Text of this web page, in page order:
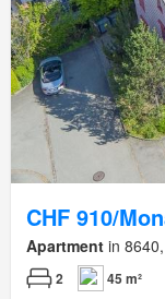
CHF 910/
Apartment in
2 45 m²